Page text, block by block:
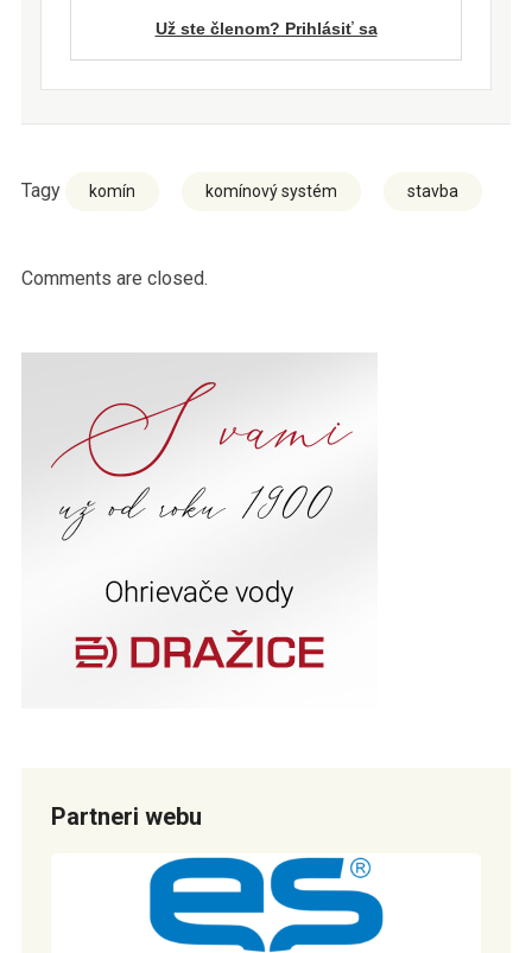
Už ste členom? Prihlásiť sa
Tagy komín komínový systém stavba
Comments are closed.
Partneri webu